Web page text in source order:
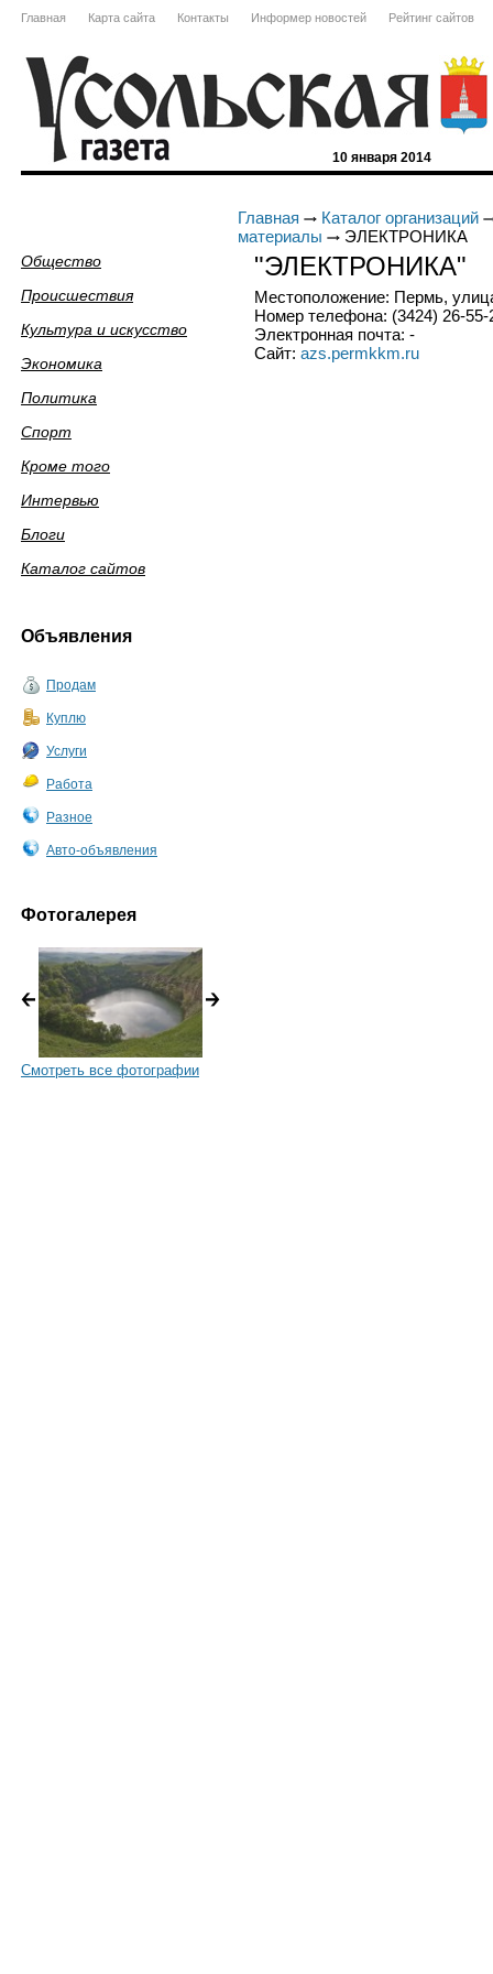
Главная Карта сайта Контакты Информер новостей Рейтинг сайтов
10 января 2014
Общество
Происшествия
Культура и искусство
Экономика
Политика
Спорт
Кроме того
Интервью
Блоги
Каталог сайтов
Объявления
Продам
Куплю
Услуги
Работа
Разное
Авто-объявления
Фотогалерея
Смотреть все фотографии
Главная
Каталог организаций
материалы
ЭЛЕКТРОНИКА
"ЭЛЕКТРОНИКА"
Местоположение: Пермь,
Номер телефона: (3424) 26-55-
Электронная почта: -
Сайт: azs.permkkm.ru